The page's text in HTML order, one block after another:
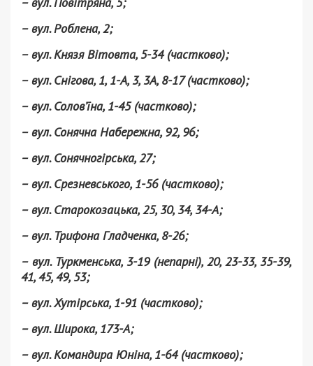
– вул. Роблена, 2;
– вул. Князя Вітовта, 5-34 (частково);
– вул. Снігова, 1, 1-А, 3, 3А, 8-17 (частково);
– вул. Солов’їна, 1-45 (частково);
– вул. Сонячна Набережна, 92, 96;
– вул. Сонячногірська, 27;
– вул. Срезневського, 1-56 (частково);
– вул. Старокозацька, 25, 30, 34, 34-А;
– вул. Трифона Гладченка, 8-26;
– вул. Туркменська, 3-19 (непарні), 20, 23-33, 35-39,
41, 45, 49, 53;
– вул. Хутірська, 1-91 (частково);
– вул. Широка, 173-А;
– вул. Командира Юніна, 1-64 (частково);